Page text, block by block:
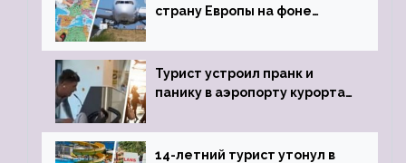
страну Европы на фоне
виз
Турист устроил пранк и
панику в аэропорту курорта,
задержке рейса
14-летний турист утонул в